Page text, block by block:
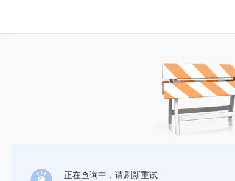
正在查询中，请刷新重试